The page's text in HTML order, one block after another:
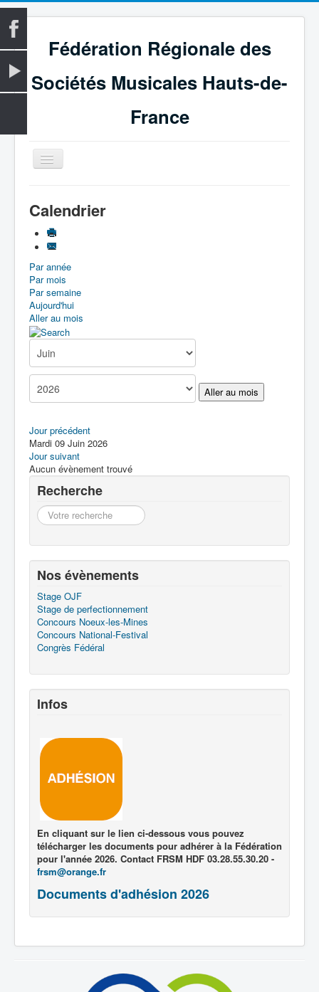
Fédération Régionale des
Sociétés Musicales Hauts-de-
France
Basculer
la
La Fédération
Vie fédérale
Examens
Le Magazine
Les Médailles
Boîte à Outils
Contact
Calendrier
Par année
Par mois
Par semaine
Aujourd'hui
Aller au mois
Aller au mois
Jour précédent
Mardi 09 Juin 2026
Jour suivant
Aucun évènement trouvé
Recherche
Recherche
Nos évènements
Stage OJF
Stage de perfectionnement
Concours Noeux-les-Mines
Concours National-Festival
Congrès Fédéral
Infos
En cliquant sur le lien ci-dessous vous pouvez
télécharger les documents pour adhérer à la Fédération
pour l'année 2026. Contact FRSM HDF 03.28.55.30.20 -
frsm@orange.fr
Documents d'adhésion 2026